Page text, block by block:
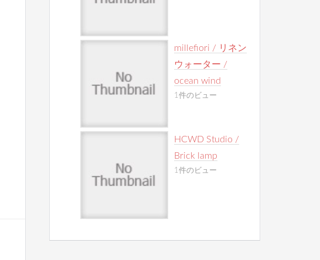
millefiori / リネン
ウォーター /
ocean wind
1件のビュー
HCWD Studio /
Brick lamp
1件のビュー